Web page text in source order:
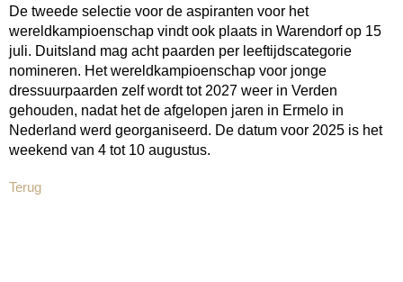
De tweede selectie voor de aspiranten voor het
wereldkampioenschap vindt ook plaats in Warendorf op 15
juli. Duitsland mag acht paarden per leeftijdscategorie
nomineren. Het wereldkampioenschap voor jonge
dressuurpaarden zelf wordt tot 2027 weer in Verden
gehouden, nadat het de afgelopen jaren in Ermelo in
Nederland werd georganiseerd. De datum voor 2025 is het
weekend van 4 tot 10 augustus.
Terug